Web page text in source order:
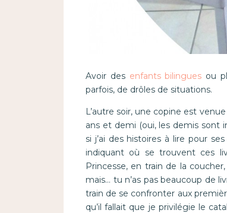
Avoir des enfants bilingues ou
parfois, de drôles de situations.
L’autre soir, une copine est
ans et demi (oui, les demis sont
si j’ai des histoires à lire pour
indiquant où se trouvent ces
Princesse, en train de la
mais… tu n’as pas beaucoup de
train de se confronter aux
qu’il fallait que je privilégie le